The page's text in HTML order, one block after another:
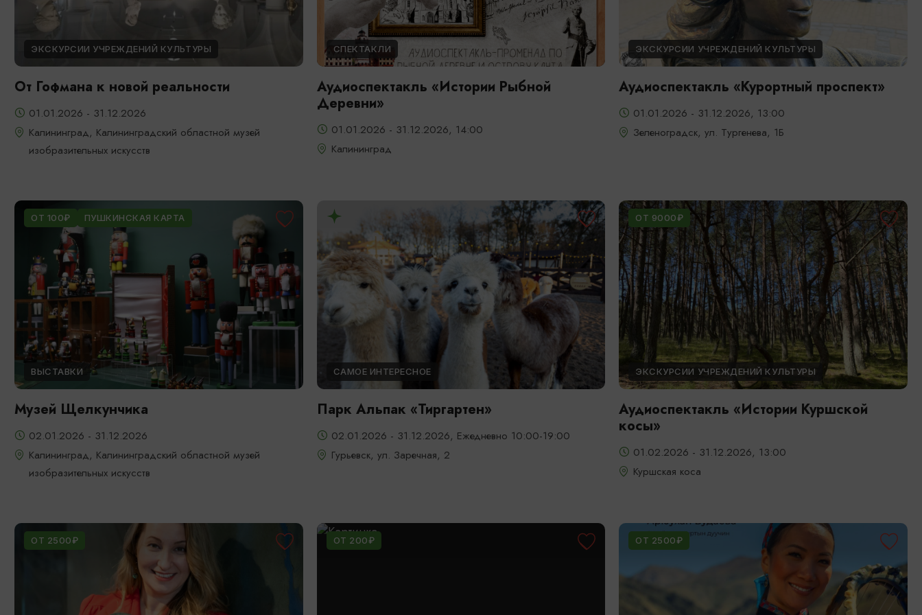
ЭКСКУРСИИ УЧРЕЖДЕНИЙ КУЛЬТУРЫ
От Гофмана к новой реальности
01.01.2026 - 31.12.2026
Калининград, Калининградский областной музей
изобразительных искусств
СПЕКТАКЛИ
Аудиоспектакль «Истории Рыбной
Деревни»
01.01.2026 - 31.12.2026, 14:00
Калининград
ЭКСКУРСИИ УЧРЕЖДЕНИЙ КУЛЬТУРЫ
Аудиоспектакль «Курортный проспект»
01.01.2026 - 31.12.2026, 13:00
Зеленоградск, ул. Тургенева, 1Б
ОТ 100₽ ПУШКИНСКАЯ КАРТА
ВЫСТАВКИ
Музей Щелкунчика
02.01.2026 - 31.12.2026
Калининград, Калининградский областной музей
изобразительных искусств
САМОЕ ИНТЕРЕСНОЕ
Парк Альпак «Тиргартен»
02.01.2026 - 31.12.2026, Ежедневно 10:00-19:00
Гурьевск, ул. Заречная, 2
ОТ 9000₽
ЭКСКУРСИИ УЧРЕЖДЕНИЙ КУЛЬТУРЫ
Аудиоспектакль «Истории Куршской
косы»
01.02.2026 - 31.12.2026, 13:00
Куршская коса
ОТ 2500₽ ОТ 200₽ ОТ 2500₽